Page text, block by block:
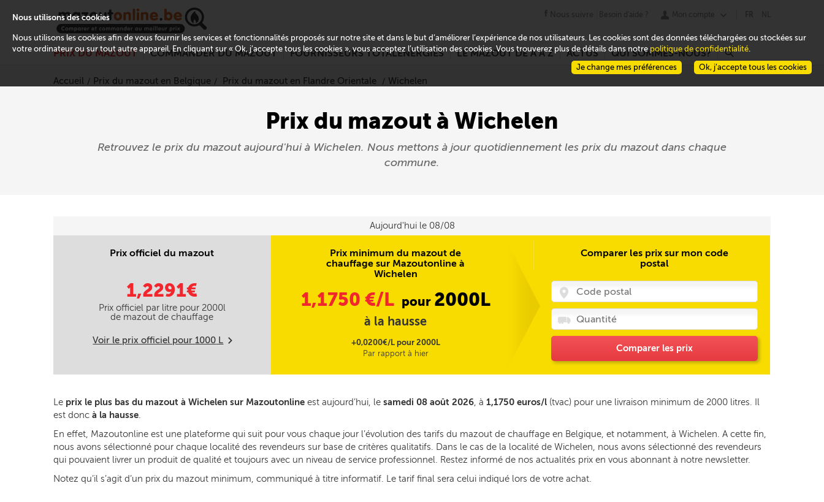
PRIX DU MAZOUT COMMANDER DU MAZOUT FOURNISSEURS TOTALENERGIES LE MAZOUT DE A À Z ACTUS QUI SOMMES-NOUS? r
Accueil Prix du mazout en Belgique Prix du mazout en Flandre Orientale Wichelen
Prix du mazout à Wichelen
Retrouvez le prix du mazout aujourd'hui à Wichelen. Nous mettons à jour quotidiennement les prix du mazout dans chaque
commune.
Aujourd'hui le 08/08
Prix officiel du mazout
1,2291€
Prix officiel par litre pour 2000l
de mazout de chauffage
Voir le prix officiel pour1000 L m
Prix minimum du mazout de
chauffage sur Mazoutonline à
Wichelen
1,1750 €/L pour 2000L
à la hausse
+0,0200€/L pour 2000L
Par rapport à hier
Comparer les prix sur mon code
postal
Comparer les prix
Le prix le plus bas du mazout à Wichelen sur Mazoutonline est aujourd’hui, le samedi 08 août 2026, à 1,1750 euros/l (tvac) pour une livraison minimum de 2000 litres. Il
est donc à la hausse.
En effet, Mazoutonline est une plateforme qui suit pour vous chaque jour l’évolution des tarifs du mazout de chauffage en Belgique, et notamment, à Wichelen. A cette fin,
nous avons sélectionné pour chaque localité des revendeurs sur base de critères qualitatifs. Dans le cas de la localité de Wichelen, nous avons sélectionné des revendeurs
qui pouvaient livrer un produit de qualité et toujours avec un niveau de service professionnel. Restez informé de nos actualités prix en vous abonnant à notre newsletter.
Notez qu’il s’agit d’un prix du mazout minimum, communiqué à titre informatif. Le tarif final sera celui indiqué lors de votre achat.
Nous utilisons des cookies
Nous utilisons les cookies afin de vous fournir les services et fonctionnalités proposés sur notre site et dans le but d’améliorer l’expérience de nos utilisateurs. Les cookies sont des données téléchargées ou stockées sur
votre ordinateur ou sur tout autre appareil. En cliquant sur « Ok, j’accepte tous les cookies », vous acceptez l’utilisation des cookies. Vous trouverez plus de détails dans notre politique de confidentialité.
Ok, j’accepte tous les cookies
Je change mes préférences